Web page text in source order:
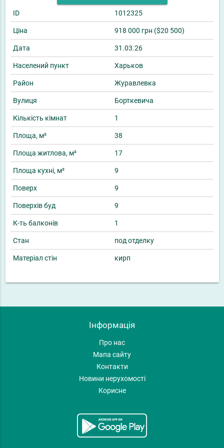
ID 1012325
Ціна 918 000 грн ($20 500)
Дата 31.03.26
Населений пункт Харьков
Район Журавлевка
Вулиця Борткевича
Кількість кімнат 1
Площа, м² 38
Площа житлова, м² 17
Площа кухні, м² 9
Поверх 9
Поверхів буд 9
К-ть балконів 1
Стан под отделку
Матеріал стін кирп
Інформація
Про нас
Мапа сайту
Контакти
Новини нерухомості
Корисне